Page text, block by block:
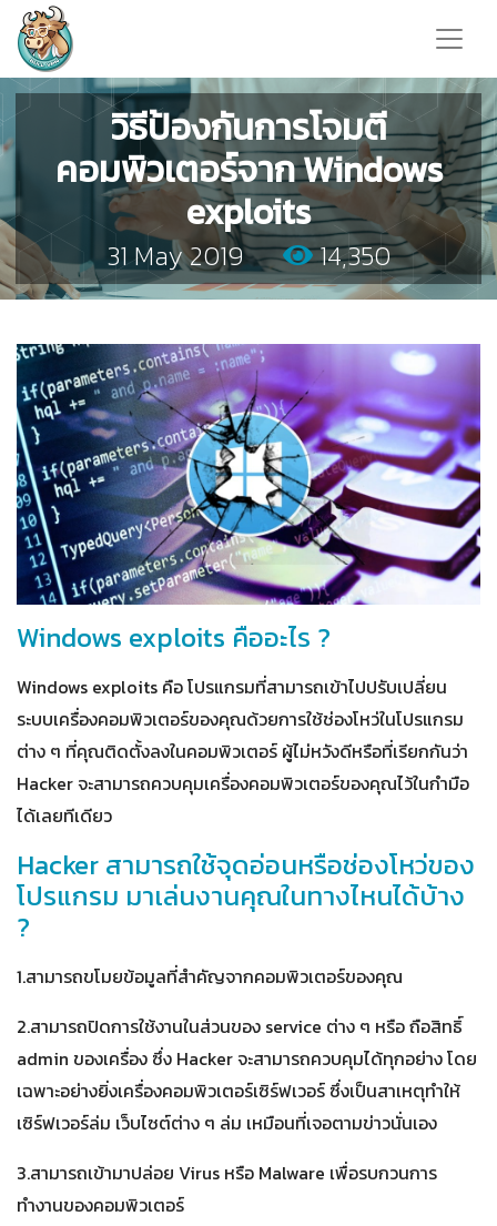
วิธีป้องกันการโจมตี
คอมพิวเตอร์จาก Windows
exploits
31 May 2019 14,350
Windows exploits คืออะไร ?
Windows exploits คือ โปรแกรมที่สามารถเข้าไปปรับเปลี่ยน
ระบบเครื่องคอมพิวเตอร์ของคุณด้วยการใช้ช่องโหว่ในโปรแกรม
ต่าง ๆ ที่คุณติดตั้งลงในคอมพิวเตอร์ ผู้ไม่หวังดีหรือที่เรียกกันว่า
Hacker จะสามารถควบคุมเครื่องคอมพิวเตอร์ของคุณไว้ในกำมือ
ได้เลยทีเดียว
Hacker สามารถใช้จุดอ่อนหรือช่องโหว่ของ
โปรแกรม มาเล่นงานคุณในทางไหนได้บ้าง
?
1.สามารถขโมยข้อมูลที่สำคัญจากคอมพิวเตอร์ของคุณ
2.สามารถปิดการใช้งานในส่วนของ service ต่าง ๆ หรือ ถือสิทธิ์
admin ของเครื่อง ซึ่ง Hacker จะสามารถควบคุมได้ทุกอย่าง โดย
เฉพาะอย่างยิ่งเครื่องคอมพิวเตอร์เซิร์ฟเวอร์ ซึ่งเป็นสาเหตุทำให้
เซิร์ฟเวอร์ล่ม เว็บไซต์ต่าง ๆ ล่ม เหมือนที่เจอตามข่าวนั่นเอง
3.สามารถเข้ามาปล่อย Virus หรือ Malware เพื่อรบกวนการ
ทำงานของคอมพิวเตอร์